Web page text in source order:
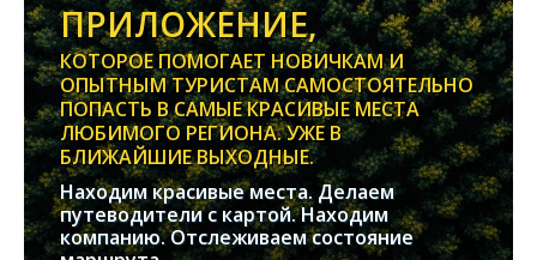
ПРИЛОЖЕНИЕ,
КОТОРОЕ ПОМОГАЕТ НОВИЧКАМ И
ОПЫТНЫМ ТУРИСТАМ САМОСТОЯТЕЛЬНО
ПОПАСТЬ В САМЫЕ КРАСИВЫЕ МЕСТА
ЛЮБИМОГО РЕГИОНА. УЖЕ В
БЛИЖАЙШИЕ ВЫХОДНЫЕ.
Находим красивые места. Делаем
путеводители с картой. Находим
компанию. Отслеживаем состояние